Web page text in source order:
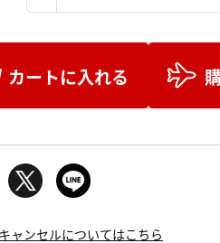
カートに入れる
ャンセルについてはこちら